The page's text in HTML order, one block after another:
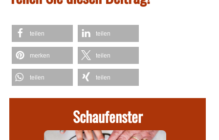
teilen teilen
merken teilen
teilen teilen
Schaufenster